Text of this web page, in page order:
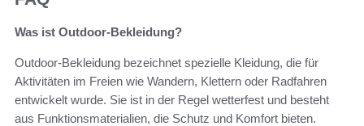
Was ist Outdoor-Bekleidung?
Outdoor-Bekleidung bezeichnet spezielle Kleidung, die für
Aktivitäten im Freien wie Wandern, Klettern oder Radfahren
entwickelt wurde. Sie ist in der Regel wetterfest und besteht
aus Funktionsmaterialien, die Schutz und Komfort bieten.